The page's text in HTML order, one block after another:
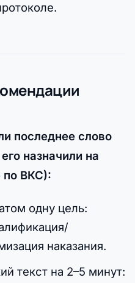
последнее слово
назначили на
по ВКС):
одну цель:
наказания.
текст на 2–5 минут: